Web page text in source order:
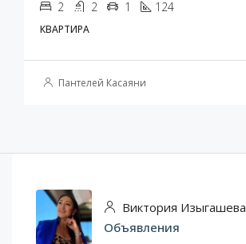
2 2 1 124
КВАРТИРА
Пантелей Касаяни
Виктория Изыгашева
Объявления